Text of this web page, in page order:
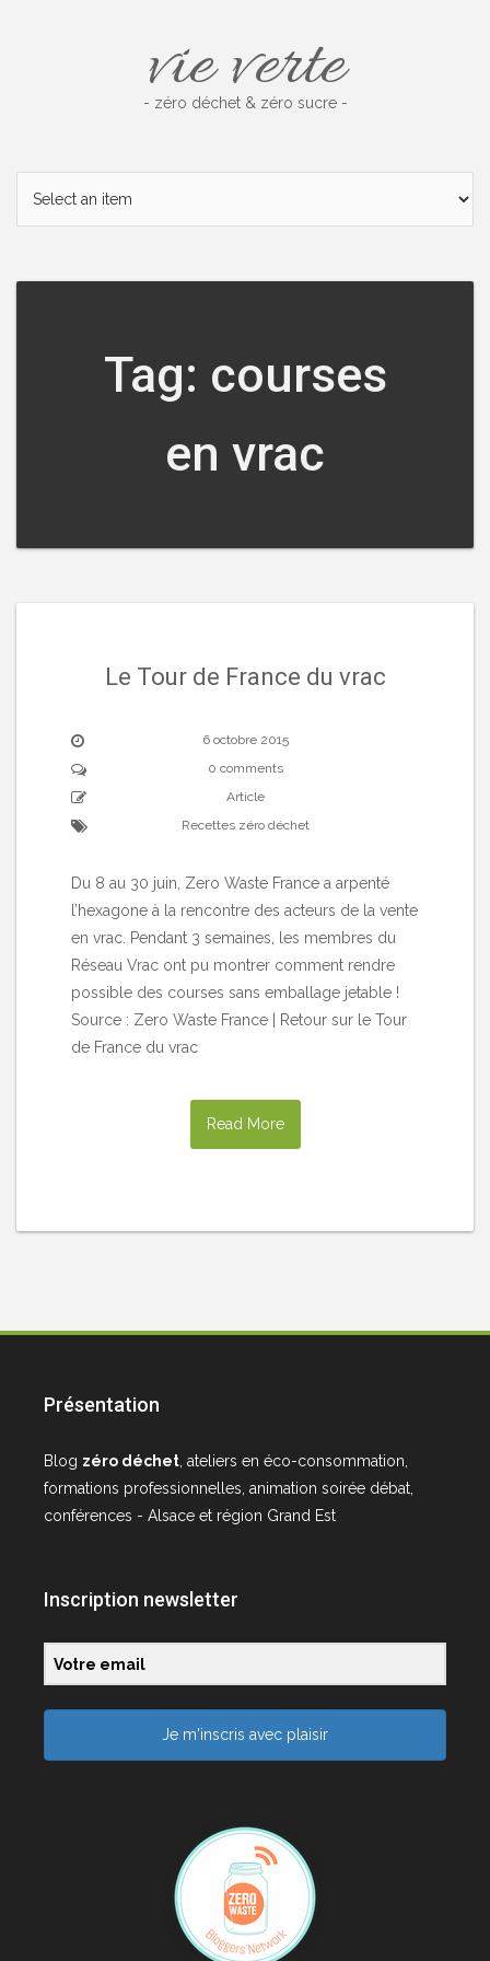
vie verte
- zéro déchet & zéro sucre -
Tag: courses
en vrac
Le Tour de France du vrac
6 octobre 2015
0 comments
Article
Recettes zéro déchet
Du 8 au 30 juin, Zero Waste France a arpenté
l’hexagone à la rencontre des acteurs de la vente
en vrac. Pendant 3 semaines, les membres du
Réseau Vrac ont pu montrer comment rendre
possible des courses sans emballage jetable !
Source : Zero Waste France | Retour sur le Tour
de France du vrac
Read More
Présentation
Blog zéro déchet, ateliers en éco-consommation,
formations professionnelles, animation soirée débat,
conférences - Alsace et région Grand Est
Inscription newsletter
Je m'inscris avec plaisir